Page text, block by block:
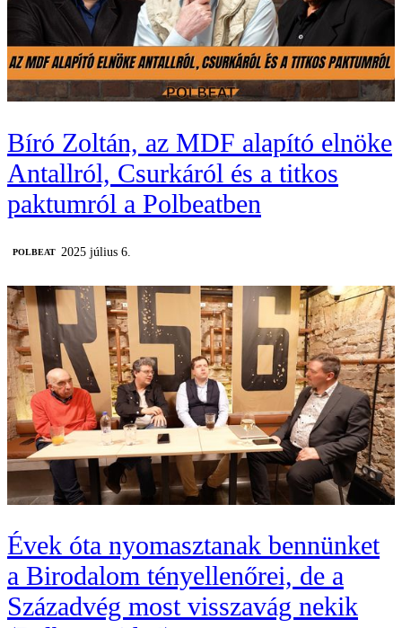
Bíró Zoltán, az MDF alapító elnöke
Antallról, Csurkáról és a titkos
paktumról a Polbeatben
‎POLBEAT 2025 július 6.
Évek óta nyomasztanak bennünket
a Birodalom tényellenőrei, de a
Századvég most visszavág nekik